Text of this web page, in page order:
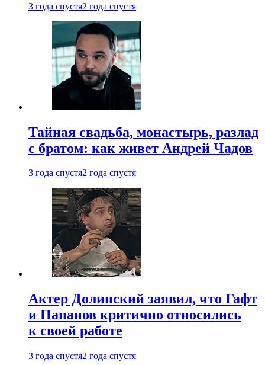
3 года спустя2 года спустя
Тайная свадьба, монастырь, разлад
с братом: как живет Андрей Чадов
3 года спустя2 года спустя
Актер Долинский заявил, что Гафт
и Папанов критично относились
к своей работе
3 года спустя2 года спустя